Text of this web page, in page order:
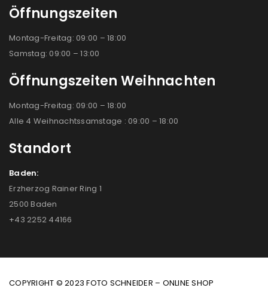
Öffnungszeiten
Montag-Freitag: 09:00 – 18:00
Samstag: 09:00 – 13:00
Öffnungszeiten Weihnachten
Montag-Freitag: 09:00 – 18:00
Alle 4 Weihnachtssamstage : 09:00 – 18:00
Standort
Baden:
Erzherzog Rainer Ring 1
2500 Baden
+43 2252 44166
COPYRIGHT © 2023 FOTO SCHNEIDER – ONLINE SHOP